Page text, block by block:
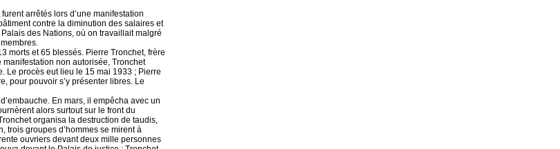
arrêtés lors d’une manifestation
contre la diminution des salaires et
des Nations, où on travaillait malgré
morts et 65 blessés. Pierre Tronchet, frère
non autorisée, Tronchet
Le procès eut lieu le 15 mai 1933 ; Pierre
pour pouvoir s’y présenter libres. Le
En mars, il empêcha avec un
alors surtout sur le front du
organisa la destruction de taudis,
trois groupes d’hommes se mirent à
ouvriers devant deux mille personnes